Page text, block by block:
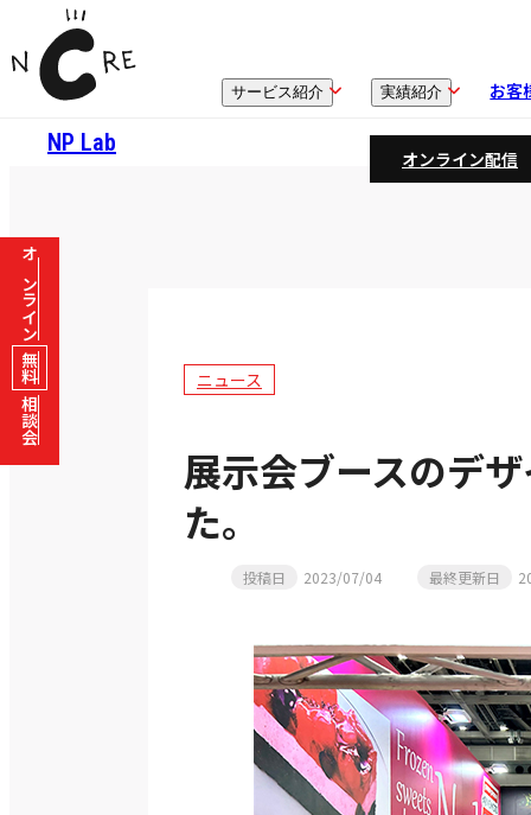
サービス紹介 実績紹介 お客
NP Lab
オンライン配信
ニュース
展示会ブースのデ
た。
投稿日 2023/07/04 最終更新日
オンライン
無料
相談会